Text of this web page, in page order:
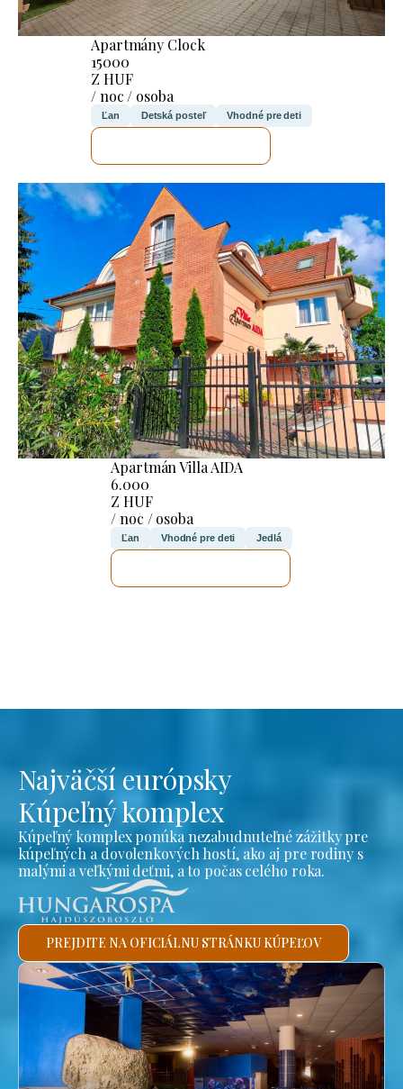
Apartmány Clock
15000
Z HUF
/ noc / osoba
Ľan Detská posteľ Vhodné pre deti
Apartmán Villa AIDA
6.000
Z HUF
/ noc / osoba
Ľan Vhodné pre deti Jedlá
Najväčší európsky
Kúpeľný komplex
Kúpeľný komplex ponúka nezabudnuteľné zážitky pre
kúpeľných a dovolenkových hostí, ako aj pre rodiny s
malými a veľkými deťmi, a to počas celého roka.
PREJDITE NA OFICIÁLNU STRÁNKU KÚPEĽOV